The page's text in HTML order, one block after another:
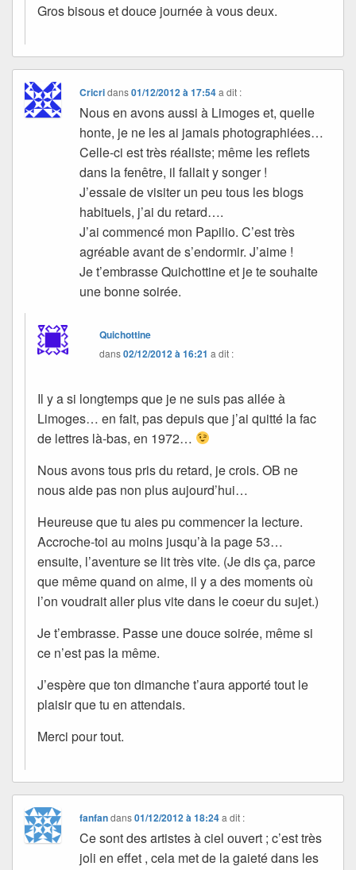
Gros bisous et douce journée à vous deux.
Cricridans01/12/2012 à 17:54 a dit :
Nous en avons aussi à Limoges et, quelle
honte, je ne les ai jamais photographiées…
Celle-ci est très réaliste; même les reflets
dans la fenêtre, il fallait y songer !
J’essaie de visiter un peu tous les blogs
habituels, j’ai du retard….
J’ai commencé mon Papilio. C’est très
agréable avant de s’endormir. J’aime !
Je t’embrasse Quichottine et je te souhaite
une bonne soirée.
Quichottine
dans02/12/2012 à 16:21 a dit :
Il y a si longtemps que je ne suis pas allée à
Limoges… en fait, pas depuis que j’ai quitté la fac
de lettres là-bas, en 1972…
Nous avons tous pris du retard, je crois. OB ne
nous aide pas non plus aujourd’hui…
Heureuse que tu aies pu commencer la lecture.
Accroche-toi au moins jusqu’à la page 53…
ensuite, l’aventure se lit très vite. (Je dis ça, parce
que même quand on aime, il y a des moments où
l’on voudrait aller plus vite dans le coeur du sujet.)
Je t’embrasse. Passe une douce soirée, même si
ce n’est pas la même.
J’espère que ton dimanche t’aura apporté tout le
plaisir que tu en attendais.
Merci pour tout.
fanfandans01/12/2012 à 18:24 a dit :
Ce sont des artistes à ciel ouvert ; c’est très
joli en effet , cela met de la gaieté dans les